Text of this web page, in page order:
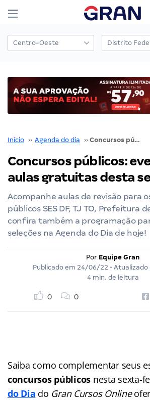
Início ›› Agenda do dia ›› Concursos públicos: eventos e aulas gratuitas desta sexta-feira!
Concursos públicos:
aulas gratuitas desta
Acompanhe aulas de revisão para
públicos SES DF, TJ TO, Prefeitura
confira também a programação
seleções na Agenda do Dia de hoje!
Por Equipe Gran
Publicado em 24/06/22 • Atualizado
4 min. de leitura
0 0
Saiba como complementar seus
concursos públicos nesta sexta-
do Dia do Gran Cursos Online